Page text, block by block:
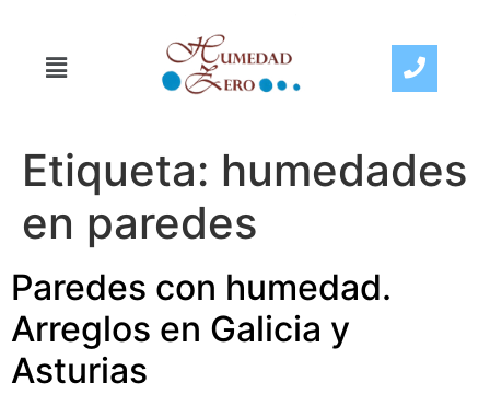
Etiqueta: humedades
en paredes
Paredes con humedad.
Arreglos en Galicia y
Asturias